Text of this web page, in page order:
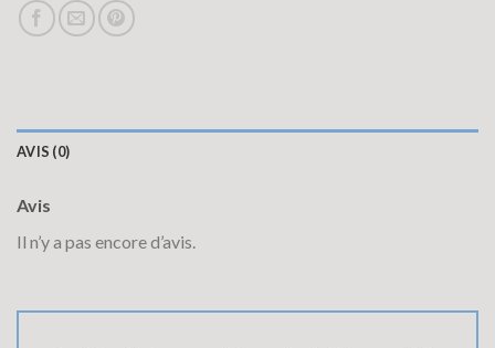
AVIS (0)
Avis
Il n’y a pas encore d’avis.